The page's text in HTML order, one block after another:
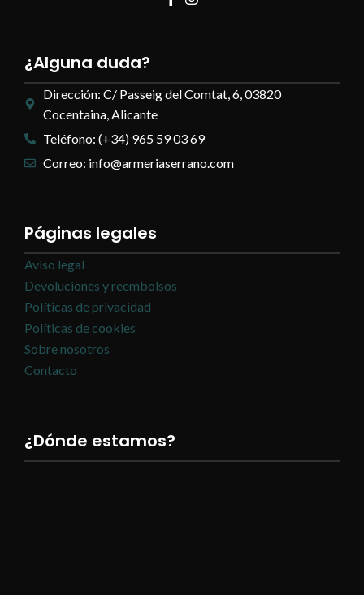
¿Alguna duda?
Dirección: C/ Passeig del Comtat, 6, 03820
Cocentaina, Alicante
Teléfono: (+34) 965 59 03 69
Correo: info@armeriaserrano.com
Páginas legales
Aviso legal
Devoluciones y reembolsos
Políticas de privacidad
Políticas de cookies
Sobre nosotros
Contacto
¿Dónde estamos?